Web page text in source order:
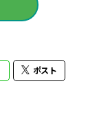
ポスト